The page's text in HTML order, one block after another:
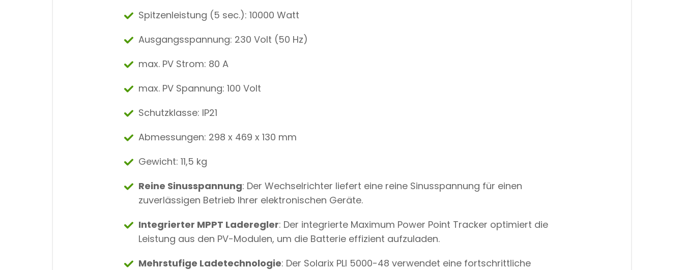
Spitzenleistung (5 sec.): 10000 Watt
Ausgangsspannung: 230 Volt (50 Hz)
max. PV Strom: 80 A
max. PV Spannung: 100 Volt
Schutzklasse: IP21
Abmessungen: 298 x 469 x 130 mm
Gewicht: 11,5 kg
Reine Sinusspannung: Der Wechselrichter liefert eine reine Sinusspannung für einen
zuverlässigen Betrieb Ihrer elektronischen Geräte.
Integrierter MPPT Laderegler: Der integrierte Maximum Power Point Tracker optimiert die
Leistung aus den PV-Modulen, um die Batterie effizient aufzuladen.
Mehrstufige Ladetechnologie: Der Solarix PLI 5000-48 verwendet eine fortschrittliche